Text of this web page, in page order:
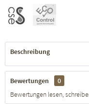
Beschreibung
Bewertungen
0
Bewertungen lesen,